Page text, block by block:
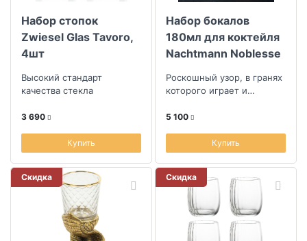
Набор стопок
Zwiesel Glas Tavoro,
4шт
Высокий стандарт
качества стекла
3 690
Купить
Набор бокалов
180мл для коктейля
Nachtmann Noblesse
Роскошный узор, в гранях
которого играет и
5 100
Купить
Скидка Скидка